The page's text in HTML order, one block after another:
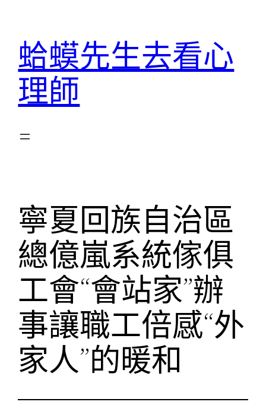
蛤蟆先生去看心
理師
寧夏回族自治區
總億嵐系統傢俱
工會“會站家”辦
事讓職工倍感“外
家人”的暖和